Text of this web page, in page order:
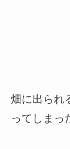
畑に出られ
ってしまっ